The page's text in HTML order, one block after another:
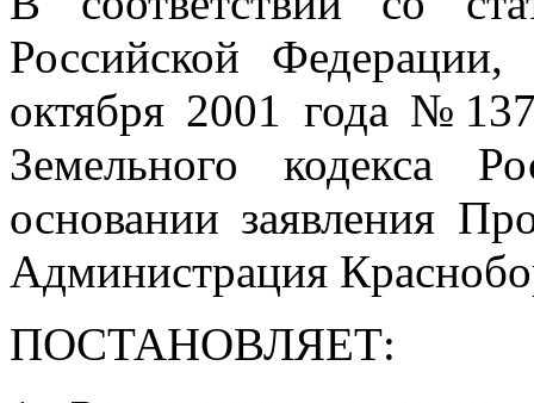
Российской
октября 2001 года
Земельного кодекса
основании заявления
Администрация
ПОСТАНОВЛЯЕТ: